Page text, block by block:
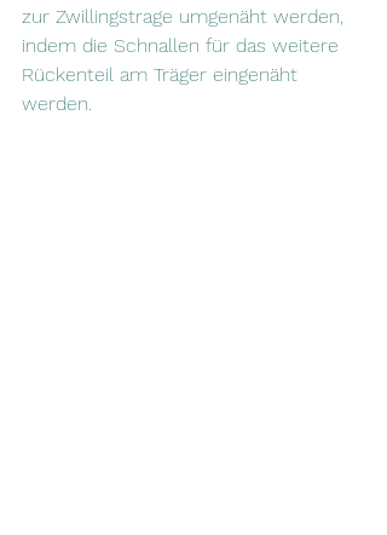
zur Zwillingstrage umgenäht werden,
indem die Schnallen für das weitere
Rückenteil am Träger eingenäht
werden.